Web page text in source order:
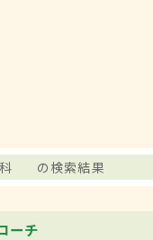
の検索結果
ーチ